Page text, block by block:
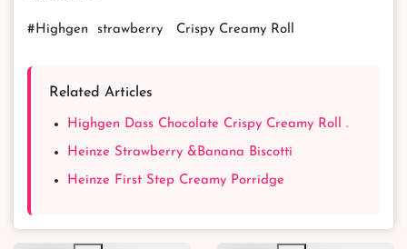
#Highgen strawberry Crispy Creamy Roll
Related Articles
Highgen Dass Chocolate Crispy Creamy Roll .
Heinze Strawberry &Banana Biscotti
Heinze First Step Creamy Porridge